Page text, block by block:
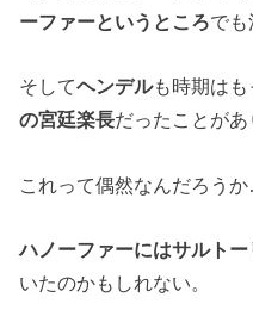
ーファーというところでも
そしてヘンデルも時期は
の宮廷楽長だったことがあ
これって偶然なんだろうか
ハノーファーにはサルト
いたのかもしれない。